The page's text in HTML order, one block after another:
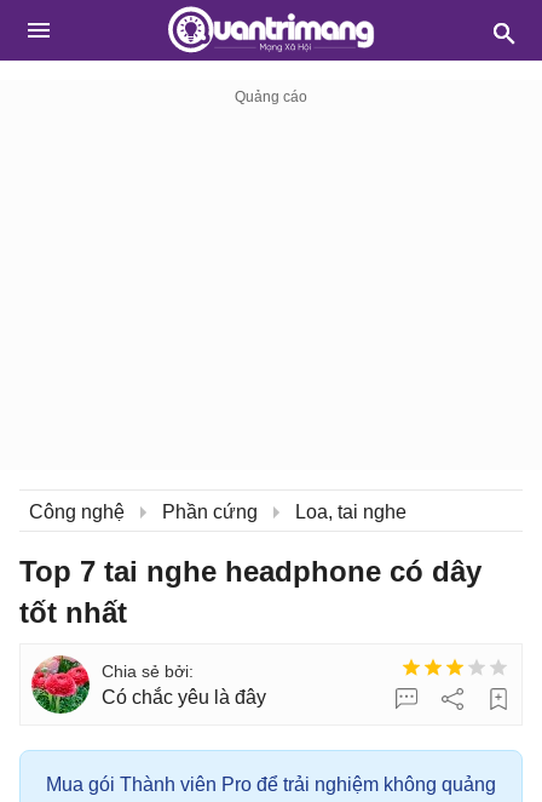
Công nghệ Phần cứng Loa, tai nghe
Top 7 tai nghe headphone có dây
tốt nhất
Có chắc yêu là đây
Mua gói Thành viên Pro để trải nghiệm không quảng